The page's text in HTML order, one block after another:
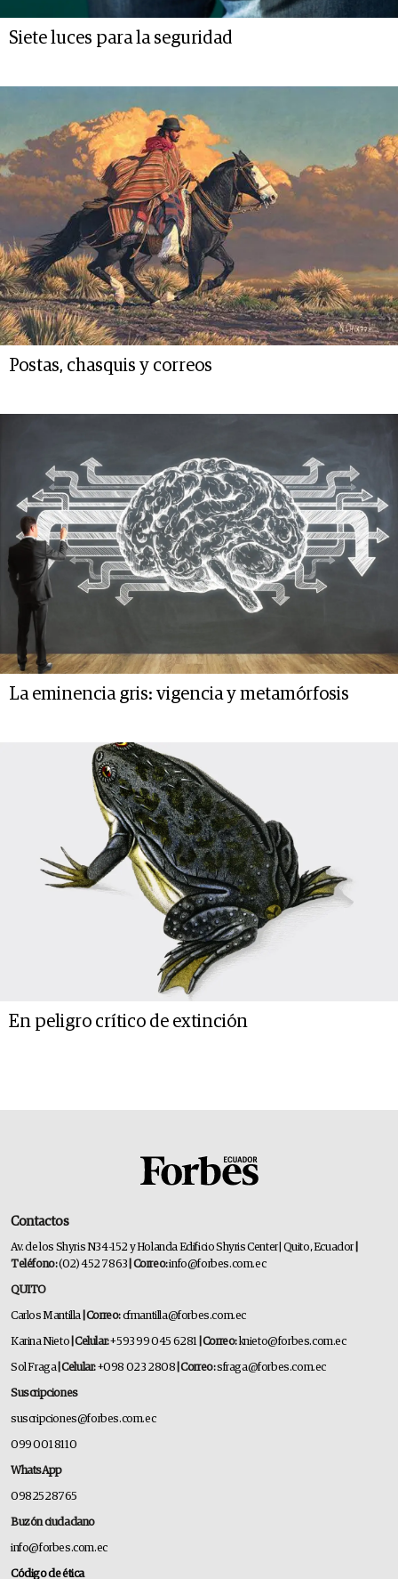
Siete luces para la seguridad
Postas, chasquis y correos
La eminencia gris: vigencia y metamórfosis
En peligro crítico de extinción
Contactos
Av. de los Shyris N34-152 y Holanda Edificio Shyris Center | Quito, Ecuador
Teléfono:(02) 452 7863 | Correo:info@forbes.com.ec
QUITO
Carlos Mantilla | Correo:cfmantilla@forbes.com.ec
Karina Nieto | Celular:+593 99 045 6281 | Correo:knieto@forbes.com.ec
Sol Fraga| Celular:+098 023 2808 | Correo:sfraga@forbes.com.ec
Suscripciones
suscripciones@forbes.com.ec
099 001 8110
WhatsApp
0982528765
Buzón ciudadano
info@forbes.com.ec
Código de ética